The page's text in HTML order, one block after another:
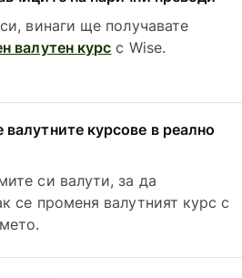
винаги ще получавате
валутен курс с Wise.
курсове в реално
си валути, за да
се променя валутният курс с